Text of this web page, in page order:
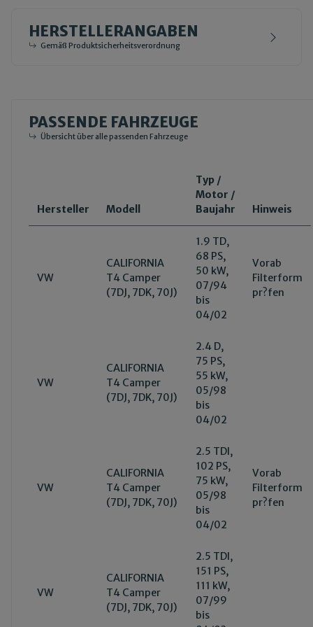
HERSTELLERANGABEN
Gemäß Produktsicherheitsverordnung
PASSENDE FAHRZEUGE
Übersicht über alle passenden Fahrzeuge
Hersteller Modell
Typ /
Motor /
Baujahr
Hinweis
VW
CALIFORNIA
T4 Camper
(7DJ, 7DK, 70J)
1.9 TD,
68 PS,
50 kW,
07/94
bis
04/02
Vorab
Filterform
pr?fen
VW
CALIFORNIA
T4 Camper
(7DJ, 7DK, 70J)
2.4 D,
75 PS,
55 kW,
05/98
bis
04/02
VW
CALIFORNIA
T4 Camper
(7DJ, 7DK, 70J)
2.5 TDI,
102 PS,
75 kW,
05/98
bis
04/02
Vorab
Filterform
pr?fen
VW
CALIFORNIA
T4 Camper
(7DJ, 7DK, 70J)
2.5 TDI,
151 PS,
111 kW,
07/99
bis